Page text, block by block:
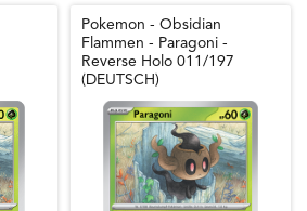
Pokemon - Obsidian
Flammen - Paragoni -
Reverse Holo 011/197
(DEUTSCH)